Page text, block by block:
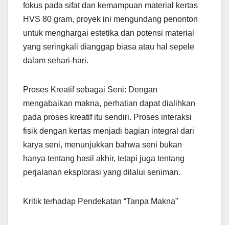
fokus pada sifat dan kemampuan material kertas
HVS 80 gram, proyek ini mengundang penonton
untuk menghargai estetika dan potensi material
yang seringkali dianggap biasa atau hal sepele
dalam sehari-hari.
Proses Kreatif sebagai Seni: Dengan
mengabaikan makna, perhatian dapat dialihkan
pada proses kreatif itu sendiri. Proses interaksi
fisik dengan kertas menjadi bagian integral dari
karya seni, menunjukkan bahwa seni bukan
hanya tentang hasil akhir, tetapi juga tentang
perjalanan eksplorasi yang dilalui seniman.
Kritik terhadap Pendekatan “Tanpa Makna”